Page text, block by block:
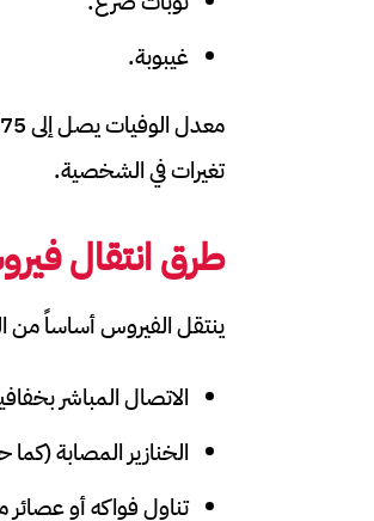
غيبوبة.
تغيرات في الشخصية.
طرق انتقال
ينتقل الفيروس أساساً من
الاتصال المباشر
الخنازير المصابة (كما حدث
تناول فواكه أو